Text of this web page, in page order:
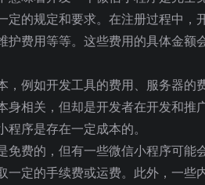
的规定和要求。在注册过程中，
费用等等。这些费用的具体金额
，例如开发工具的费用、服务器的
相关，但却是开发者在开发和推
序是存在一定成本的。
免费的，但有一些微信小程序可能
定的手续费或运费。此外，一些